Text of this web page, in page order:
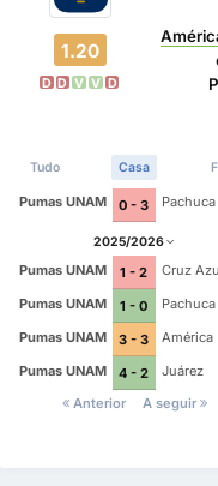
1.20
D D V V D
Tudo Casa
Pumas UNAM 0 - 3 Pachuca
2025/2026
Pumas UNAM 1 - 2
Cruz
Pumas UNAM
1 - 0
Pachuca
Pumas UNAM
3 - 3
América
Pumas UNAM
4 - 2
Juárez
Anterior
A seguir